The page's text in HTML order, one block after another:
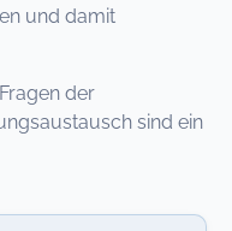
und damit
der
sind ein